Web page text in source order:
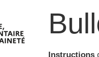
Instructions